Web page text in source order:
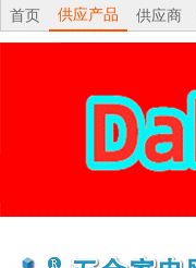
首页 供应产品 供应商